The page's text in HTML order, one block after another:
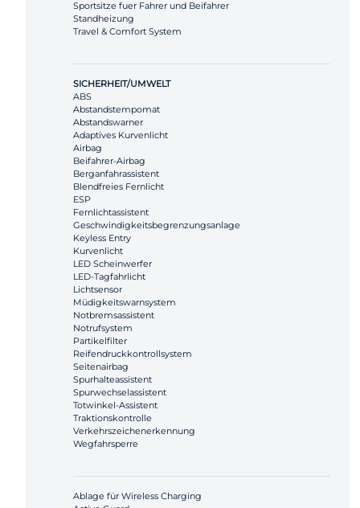
Sportsitze fuer Fahrer und Beifahrer
Standheizung
Travel & Comfort System
SICHERHEIT/UMWELT
ABS
Abstandstempomat
Abstandswarner
Adaptives Kurvenlicht
Airbag
Beifahrer-Airbag
Berganfahrassistent
Blendfreies Fernlicht
ESP
Fernlichtassistent
Geschwindigkeitsbegrenzungsanlage
Keyless Entry
Kurvenlicht
LED Scheinwerfer
LED-Tagfahrlicht
Lichtsensor
Müdigkeitswarnsystem
Notbremsassistent
Notrufsystem
Partikelfilter
Reifendruckkontrollsystem
Seitenairbag
Spurhalteassistent
Spurwechselassistent
Totwinkel-Assistent
Traktionskontrolle
Verkehrszeichenerkennung
Wegfahrsperre
Ablage für Wireless Charging